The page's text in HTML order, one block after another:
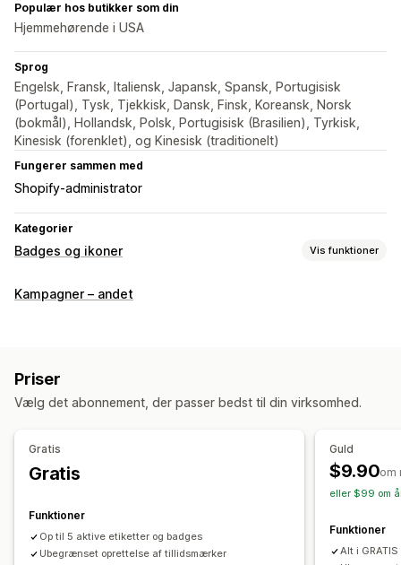
Populær hos butikker som din
Hjemmehørende i USA
Sprog
Engelsk, Fransk, Italiensk, Japansk, Spansk, Portugisisk
(Portugal), Tysk, Tjekkisk, Dansk, Finsk, Koreansk, Norsk
(bokmål), Hollandsk, Polsk, Portugisisk (Brasilien), Tyrkisk,
Kinesisk (forenklet), og Kinesisk (traditionelt)
Fungerer sammen med
Shopify-administrator
Kategorier
Badges og ikoner Vis funktioner
Ikontyper
Tilpasning
Skrifttyper
Filupload
Dynamisk på mobil
Manuel placering
Annonceringslinje
Tilpassede sider
Side med indkøbskurv
Kollektionssider
Kampagner – andet
Priser
Vælg det abonnement, der passer bedst til din virksomhed.
Gratis
Gratis
Funktioner
Op til 5 aktive etiketter og badges
Ubegrænset oprettelse af tillidsmærker
Guld
$9.90om
eller $99 om
Funktioner
Alt i GRATIS